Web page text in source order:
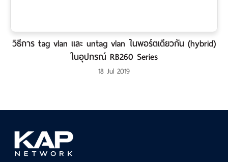
วิธีการ tag vlan และ untag vlan ในพอร์ตเดียวกัน (hybrid)
ในอุปกรณ์ RB260 Series
18 Jul 2019